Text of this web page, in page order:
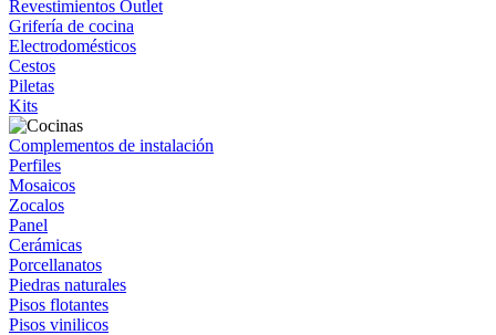
Revestimientos Outlet
Grifería de cocina
Electrodomésticos
Cestos
Piletas
Kits
Complementos de instalación
Perfiles
Mosaicos
Zocalos
Panel
Cerámicas
Porcellanatos
Piedras naturales
Pisos flotantes
Pisos vinilicos